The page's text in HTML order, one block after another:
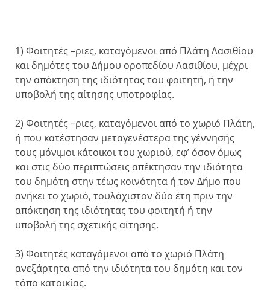
1) Φοιτητές –ριες, καταγόμενοι από Πλάτη Λασιθίου
και δημότες του Δήμου οροπεδίου Λασιθίου, μέχρι
την απόκτηση της ιδιότητας του φοιτητή, ή την
υποβολή της αίτησης υποτροφίας.
2) Φοιτητές –ριες, καταγόμενοι από το χωριό Πλάτη,
ή που κατέστησαν μεταγενέστερα της γέννησής
τους μόνιμοι κάτοικοι του χωριού, εφ’ όσον όμως
και στις δύο περιπτώσεις απέκτησαν την ιδιότητα
του δημότη στην τέως κοινότητα ή τον Δήμο που
ανήκει το χωριό, τουλάχιστον δύο έτη πριν την
απόκτηση της ιδιότητας του φοιτητή ή την
υποβολή της σχετικής αίτησης.
3) Φοιτητές καταγόμενοι από το χωριό Πλάτη
ανεξάρτητα από την ιδιότητα του δημότη και τον
τόπο κατοικίας.